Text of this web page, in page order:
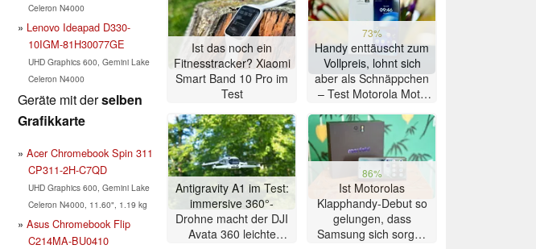
Celeron N4000
Lenovo Ideapad D330-
10IGM-81H30077GE
UHD Graphics 600, Gemini Lake
Celeron N4000
Geräte mit derselben
Grafikkarte
Acer Chromebook Spin 311
CP311-2H-C7QD
UHD Graphics 600, Gemini Lake
Celeron N4000, 11.60", 1.19 kg
Asus Chromebook Flip
C214MA-BU0410
Ist das noch ein
Fitnesstracker? Xiaomi
Smart Band 10 Pro im
Test
73%
Handy enttäuscht zum
Vollpreis, lohnt sich
aber als Schnäppchen
– Test Motorola Moto
Antigravity A1 im Test:
immersive 360°-
Drohne macht der DJI
Avata 360 leichte
86%
Ist Motorolas
Klapphandy-Debut so
gelungen, dass
Samsung sich sorgen